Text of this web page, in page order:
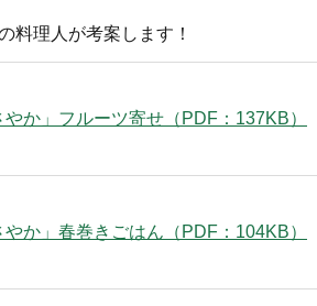
料理人が考案します！
やか」フルーツ寄せ（PDF：137KB）
やか」春巻きごはん（PDF：104KB）